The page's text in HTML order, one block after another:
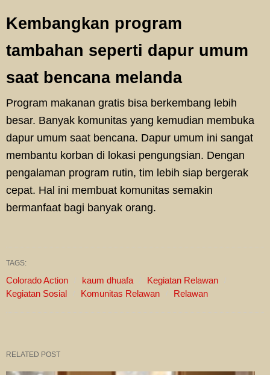
Kembangkan program
tambahan seperti dapur umum
saat bencana melanda
Program makanan gratis bisa berkembang lebih
besar. Banyak komunitas yang kemudian membuka
dapur umum saat bencana. Dapur umum ini sangat
membantu korban di lokasi pengungsian. Dengan
pengalaman program rutin, tim lebih siap bergerak
cepat. Hal ini membuat komunitas semakin
bermanfaat bagi banyak orang.
TAGS:
Colorado Action kaum dhuafa
Kegiatan Relawan
Kegiatan Sosial
Komunitas Relawan Relawan
RELATED POST